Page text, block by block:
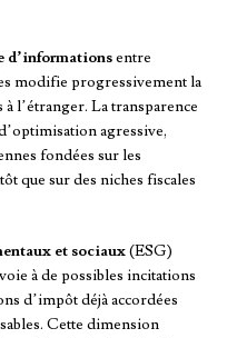
d’informationsentre
modifie progressivement la
l’étranger. La transparence
agressive,
fondées sur les
que sur des niches fiscales
et sociaux(ESG)
à de possibles incitations
d’impôt déjà accordées
Cette dimension